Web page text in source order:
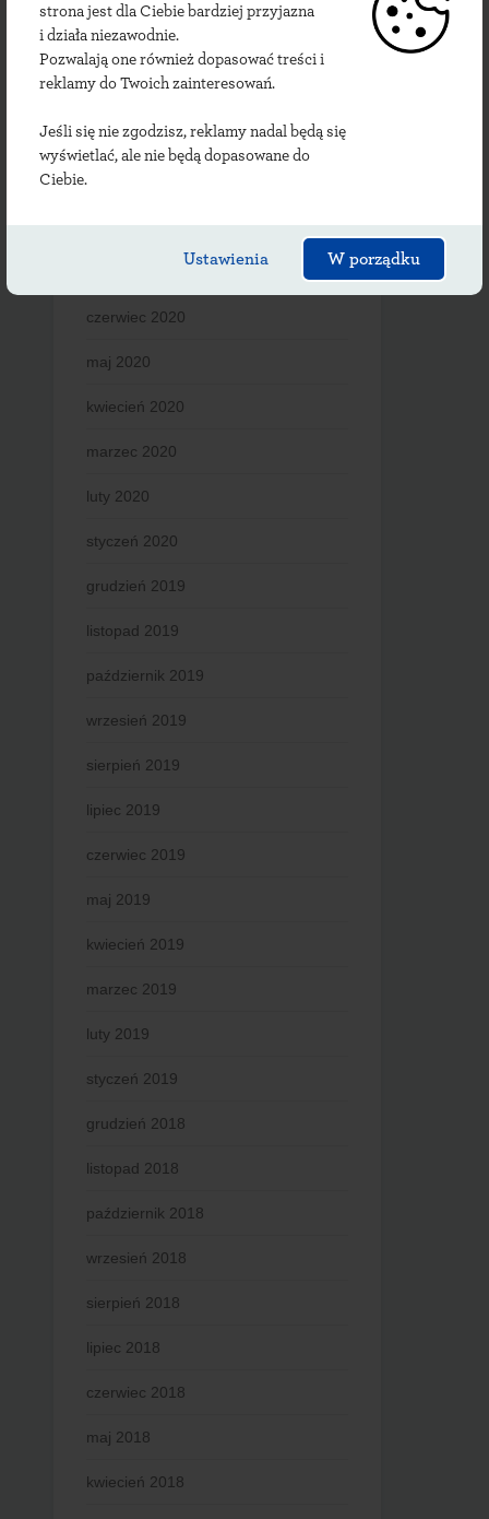
strona jest dla Ciebie bardziej przyjazna
i działa niezawodnie.
Pozwalają one również dopasować treści i
reklamy do Twoich zainteresowań.
Jeśli się nie zgodzisz, reklamy nadal będą się
wyświetlać, ale nie będą dopasowane do
Ciebie.
Ustawienia W porządku
grudzień 2020
listopad 2020
październik 2020
wrzesień 2020
czerwiec 2020
maj 2020
kwiecień 2020
marzec 2020
luty 2020
styczeń 2020
grudzień 2019
listopad 2019
październik 2019
wrzesień 2019
sierpień 2019
lipiec 2019
czerwiec 2019
maj 2019
kwiecień 2019
marzec 2019
luty 2019
styczeń 2019
grudzień 2018
listopad 2018
październik 2018
wrzesień 2018
sierpień 2018
lipiec 2018
czerwiec 2018
maj 2018
kwiecień 2018